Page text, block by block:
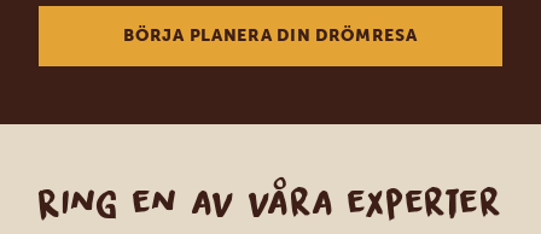
BÖRJA PLANERA DIN DRÖMRESA
Ring en av våra experter